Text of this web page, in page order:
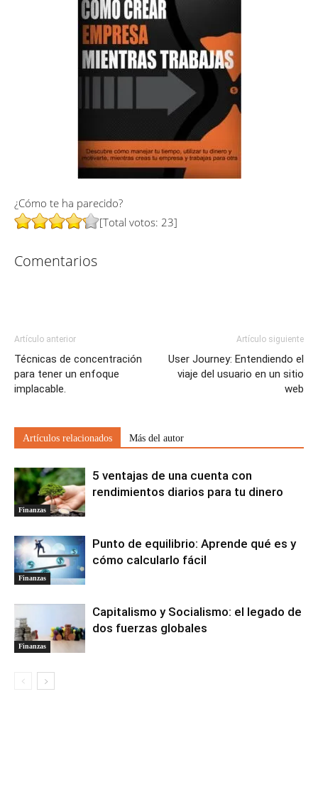
¿Cómo te ha parecido?
[Total votos: 23]
Comentarios
Artículo anterior
Técnicas de concentración
para tener un enfoque
implacable.
Artículo siguiente
User Journey: Entendiendo el
viaje del usuario en un sitio
web
Artículos relacionados Más del autor
Finanzas
5 ventajas de una cuenta con
rendimientos diarios para tu dinero
Finanzas
Punto de equilibrio: Aprende qué es y
cómo calcularlo fácil
Finanzas
Capitalismo y Socialismo: el legado de
dos fuerzas globales